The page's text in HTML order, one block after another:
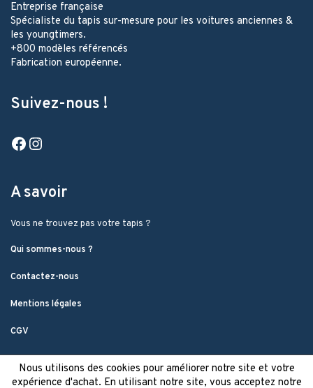
Entreprise française
Spécialiste du tapis sur-mesure pour les voitures anciennes &
les youngtimers.
+800 modèles référencés
Fabrication européenne.
Suivez-nous !
Facebook
A savoir
Vous ne trouvez pas votre tapis ?
Qui sommes-nous ?
Contactez-nous
Mentions légales
CGV
Nous utilisons des cookies pour améliorer notre site et votre
expérience d'achat. En utilisant notre site, vous acceptez notre